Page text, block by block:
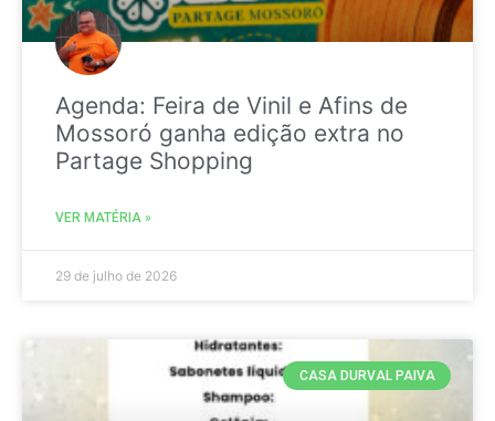
Agenda: Feira de Vinil e Afins de
Mossoró ganha edição extra no
Partage Shopping
VER MATÉRIA »
29 de julho de 2026
CASA DURVAL PAIVA